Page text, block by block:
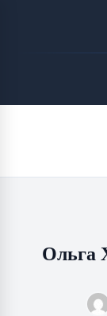
Ольга